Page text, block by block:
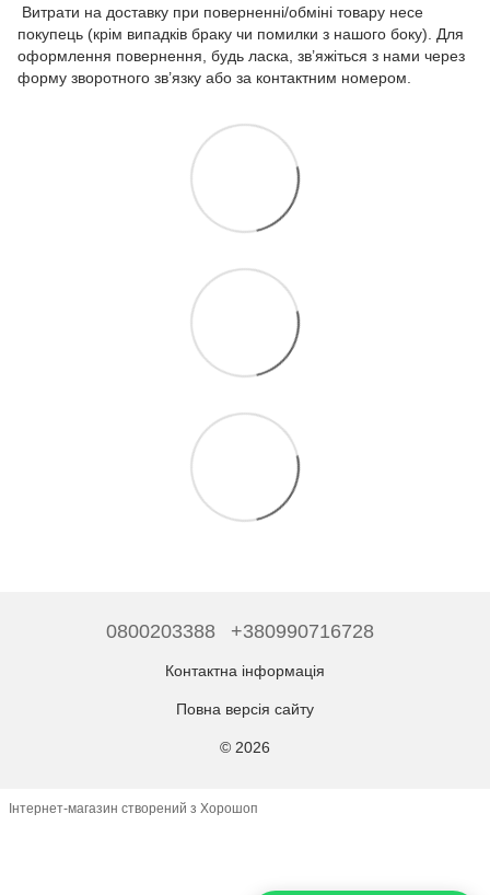
Витрати на доставку при поверненні/обміні товару несе
покупець (крім випадків браку чи помилки з нашого боку). Для
оформлення повернення, будь ласка, зв’яжіться з нами через
форму зворотного зв’язку або за контактним номером.
0800203388 +380990716728
Контактна інформація
Повна версія сайту
© 2026
Інтернет-магазин створений з Хорошоп